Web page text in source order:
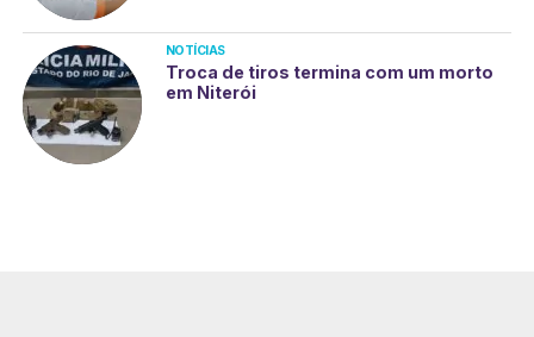
NOTÍCIAS
Troca de tiros termina com um morto
em Niterói